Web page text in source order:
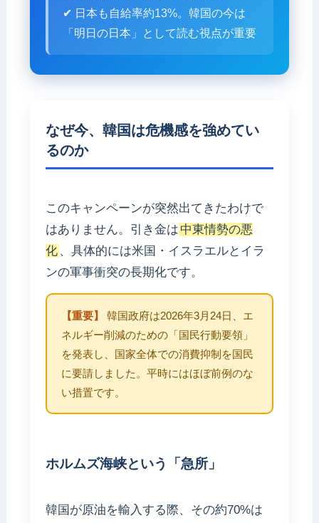
✔ 日本も自給率約13%。韓国の今は
「明日の日本」として読む視点が重要
なぜ今、韓国は危機感を強めてい
るのか
このキャンペーンが突然出てきたわけで
はありません。引き金は 中東情勢の悪
化 、具体的には米国・イスラエルとイラ
ンの軍事衝突の長期化です。
【重要】
韓国政府は2026年3月24日、エ
ネルギー削減のための「国民行動要領」
を発表し、国家全体での消費抑制を国民
に要請しました。平時にはほぼ前例のな
い措置です。
ホルムズ海峡という「急所」
韓国が原油を輸入する際、その約70%は